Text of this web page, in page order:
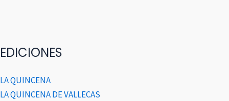
EDICIONES
LA QUINCENA
LA QUINCENA DE VALLECAS